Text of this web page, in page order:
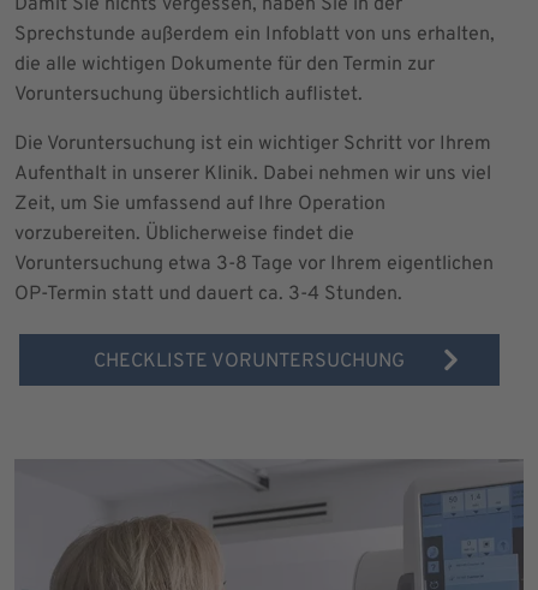
Sprechstunde außerdem ein Infoblatt von uns erhalten,
die alle wichtigen Dokumente für den Termin zur
Voruntersuchung übersichtlich auflistet.
Die Voruntersuchung ist ein wichtiger Schritt vor Ihrem
Aufenthalt in unserer Klinik. Dabei nehmen wir uns viel
Zeit, um Sie umfassend auf Ihre Operation
vorzubereiten. Üblicherweise findet die
Voruntersuchung etwa 3-8 Tage vor Ihrem eigentlichen
OP-Termin statt und dauert ca. 3-4 Stunden.
CHECKLISTE VORUNTERSUCHUNG